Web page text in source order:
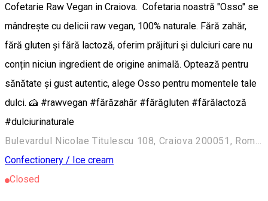
Cofetarie Raw Vegan in Craiova. Cofetaria noastră "Osso" se
mândrește cu delicii raw vegan, 100% naturale. Fără zahăr,
fără gluten și fără lactoză, oferim prăjituri și dulciuri care nu
conțin niciun ingredient de origine animală. Optează pentru
sănătate și gust autentic, alege Osso pentru momentele tale
dulci. 🍰 #rawvegan #fărăzahăr #fărăgluten #fărălactoză
#dulciurinaturale
Confectionery / Ice cream
Closed